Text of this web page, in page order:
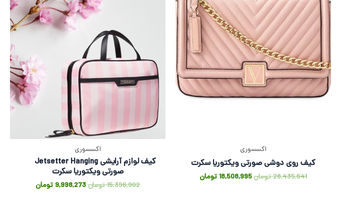
اکسسوری
کیف روی دوشی صورتی ویکتوریا سکرت
28,435,641تومان18,508,995تومان
اکسسوری
کیف لوازم آرایشی Jetsetter Hanging
صورتی ویکتوریا سکرت
15,396,902تومان9,998,273 تومان